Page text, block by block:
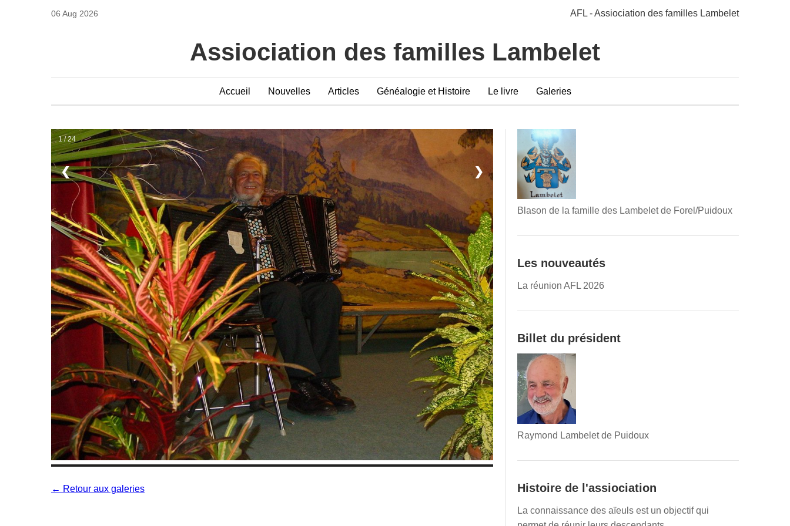
06 Aug 2026 AFL - Assiociation des familles Lambelet
Assiociation des familles Lambelet
Accueil Nouvelles Articles Généalogie et Histoire Le livre Galeries
1 / 24
❮ ❯
← Retour aux galeries
Blason de la famille des Lambelet de Forel/Puidoux
Les nouveautés
La réunion AFL 2026
Billet du président
Raymond Lambelet de Puidoux
Histoire de l'assiociation
La connaissance des aïeuls est un objectif qui